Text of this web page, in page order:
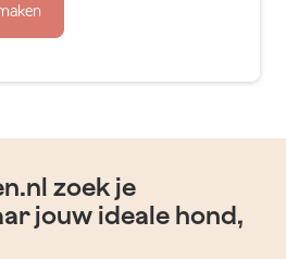
zoek je
jouw ideale hond,